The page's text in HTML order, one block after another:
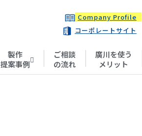
Company Profile
コーポレートサイト
製作
提案事例
ご相談
の流れ
廣川を使う
メリット